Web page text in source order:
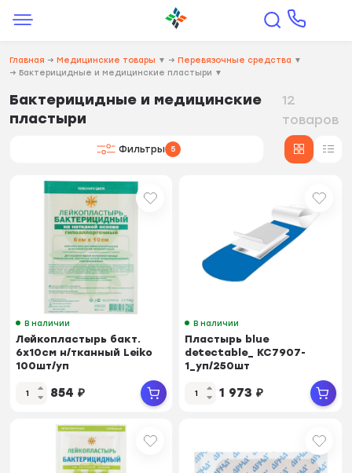
Главная → Медицинские товары ▼ → Перевязочные средства ▼
→ Бактерицидные и медицинские пластыри ▼
Бактерицидные и медицинские
пластыри
12
товаров
Фильтры 5
В наличии
Лейкопластырь бакт.
6х10см н/тканный Leiko
100шт/уп
854 ₽
В наличии
Пластырь blue
detectable_ КС7907-
1_уп/250шт
1 973 ₽